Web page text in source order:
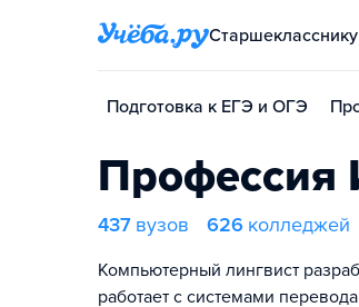
Подготовка к ЕГЭ и ОГЭ
Профессия
437 вузов 626 колледжей
Компьютерный лингвист
работает с системами